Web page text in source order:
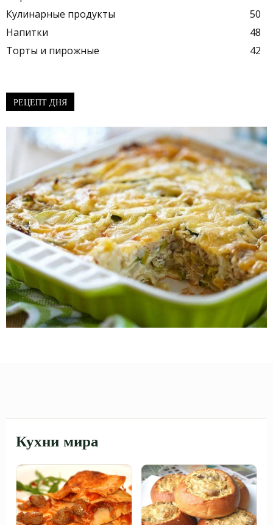
Кулинарные продукты
50
Напитки
48
Торты и пирожные
42
РЕЦЕПТ ДНЯ
Кухни мира